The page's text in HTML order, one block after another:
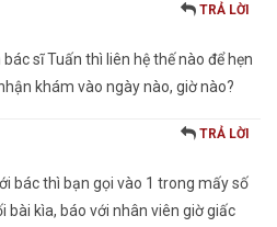
TRẢ LỜI
sĩ Tuấn thì liên hệ thế nào để hẹn
khám vào ngày nào, giờ nào?
TRẢ LỜI
bác thì bạn gọi vào 1 trong mấy số
bài kìa, báo với nhân viên giờ giấc